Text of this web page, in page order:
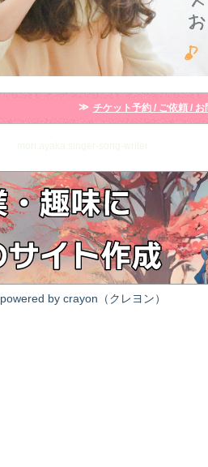
チケット予約 / ご依頼 / お
mori.ayaka.singer-song-writer
powered by crayon（クレヨン）